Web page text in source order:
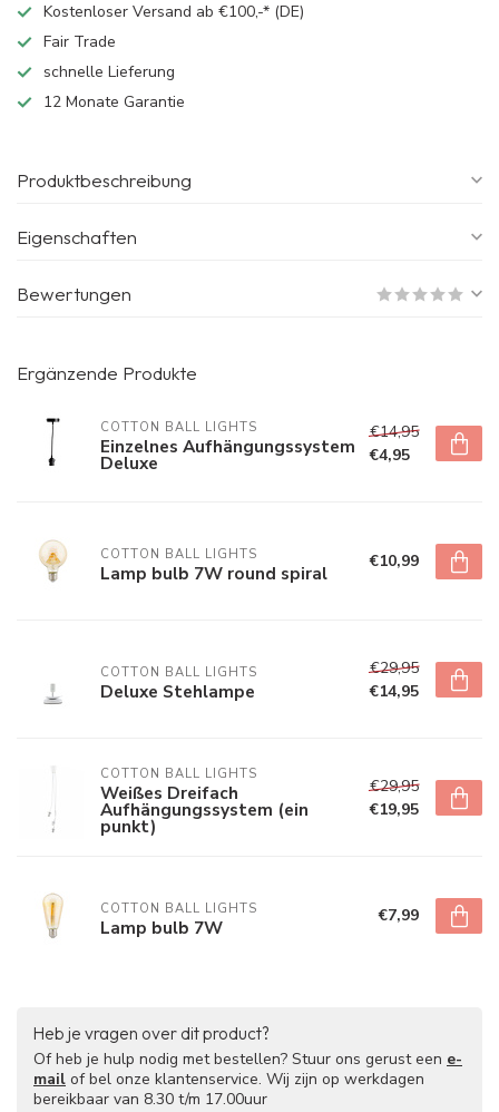
Kostenloser Versand ab €100,-* (DE)
Fair Trade
schnelle Lieferung
12 Monate Garantie
Produktbeschreibung
Eigenschaften
Bewertungen
Ergänzende Produkte
COTTON BALL LIGHTS
Einzelnes Aufhängungssystem
Deluxe
€14,95
€4,95
COTTON BALL LIGHTS
Lamp bulb 7W round spiral €10,99
COTTON BALL LIGHTS
Deluxe Stehlampe
€29,95
€14,95
COTTON BALL LIGHTS
Weißes Dreifach
Aufhängungssystem (ein
punkt)
€29,95
€19,95
COTTON BALL LIGHTS
Lamp bulb 7W €7,99
Heb je vragen over dit product?
Of heb je hulp nodig met bestellen? Stuur ons gerust een e-
mail of bel onze klantenservice. Wij zijn op werkdagen
bereikbaar van 8.30 t/m 17.00uur